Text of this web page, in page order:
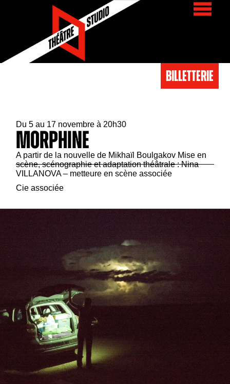
BIlletterie
Du 5 au 17 novembre à 20h30
Morphine
A partir de la nouvelle de Mikhaïl Boulgakov Mise en
scène, scénographie et adaptation théâtrale : Nina
VILLANOVA – metteure en scène associée
Cie associée